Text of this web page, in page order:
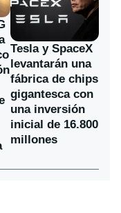
Tesla y SpaceX
levantarán una
fábrica de chips
gigantesca con
una inversión
inicial de 16.800
millones